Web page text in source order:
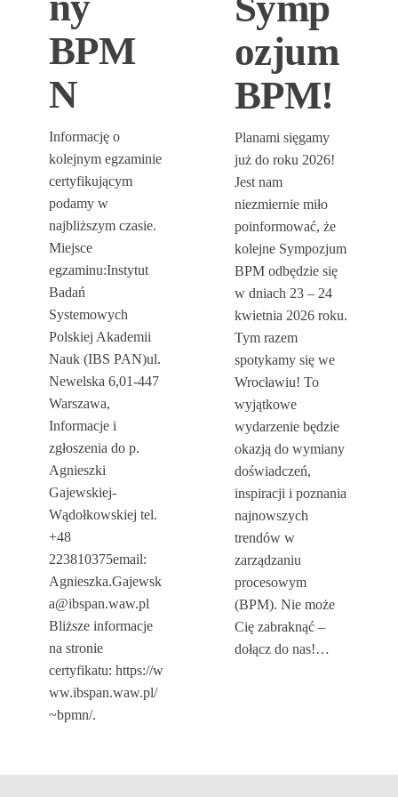
BPM
N
Informację o
kolejnym egzaminie
certyfikującym
podamy w
najbliższym czasie.
Miejsce
egzaminu:Instytut
Badań
Systemowych
Polskiej Akademii
Nauk (IBS PAN)ul.
Newelska 6,01-447
Warszawa,
Informacje i
zgłoszenia do p.
Agnieszki
Gajewskiej-
Wądołkowskiej tel.
+48
223810375email:
Agnieszka.Gajewsk
a@ibspan.waw.pl
Bliższe informacje
na stronie
certyfikatu: https://w
ww.ibspan.waw.pl/
~bpmn/.
ozjum
BPM!
Planami sięgamy
już do roku 2026!
Jest nam
niezmiernie miło
poinformować, że
kolejne Sympozjum
BPM odbędzie się
w dniach 23 – 24
kwietnia 2026 roku.
Tym razem
spotykamy się we
Wrocławiu! To
wyjątkowe
wydarzenie będzie
okazją do wymiany
doświadczeń,
inspiracji i poznania
najnowszych
trendów w
zarządzaniu
procesowym
(BPM). Nie może
Cię zabraknąć –
dołącz do nas!…